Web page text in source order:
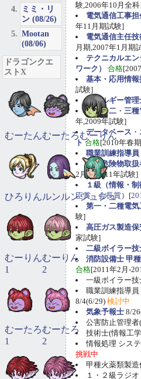
験,2006年10月全
電気通信工事
年11月期試験]
電気通信主任
月期,2007年1月期
テクニカルエ
ワーク）
合格
基本・応用情報
試験]
エネルギー管
第一・二 ・ 三種
年,2009年試験]
データベース ・
ト 合格[2010年春
職業訓練指導員
甲種危険物取
2月期,2011年試験]
１級（情報・
臣賞、会長賞）[
第一・二種電気
験]
高圧ガス製造
家試験]
二級ボイラー技
消防設備士 甲
合格[2011年2月-
一級ボイラー技
職業訓練指導
8/4(6/29) 検討中
気象予報士 8/
公害防止管理者
技術士(情報工
情報処理 シス
挑戦中
甲種火薬類製
１・２級ラジ
ミミ・リ
ン (08/26)
Mootan
(08/06)
ドラゴンクエ
ストX
むーたんむーたろむーりん
ひろりんルンルンジュジュ
むーりん
1
むーりん
2
むーたろ
1
むーたろ
2